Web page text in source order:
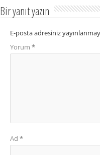
Bir yanıt yazın
E-posta adresiniz
Yorum *
Ad *